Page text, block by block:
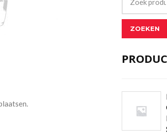
ZOEKEN